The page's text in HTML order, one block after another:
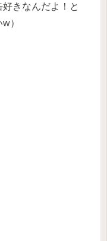
きなんだよ！と
）